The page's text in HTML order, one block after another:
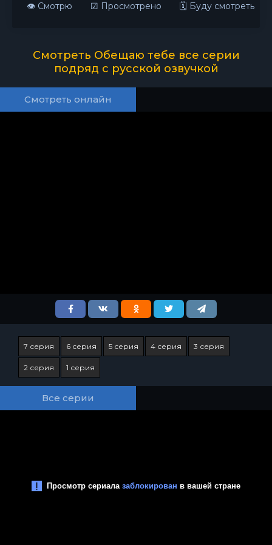
👁 Смотрю ☑ Просмотрено 🗓 Буду смотреть
Смотреть Обещаю тебе все серии
подряд с русской озвучкой
Смотреть онлайн
7 серия 6 серия 5 серия 4 серия 3 серия
2 серия 1 серия
Все серии